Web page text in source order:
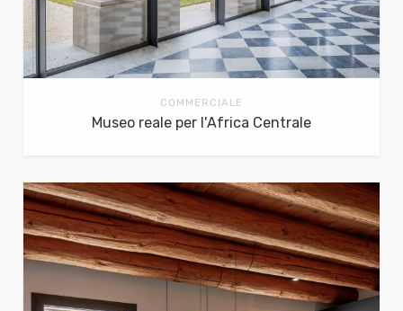
COMMERCIALE
Museo reale per l'Africa Centrale